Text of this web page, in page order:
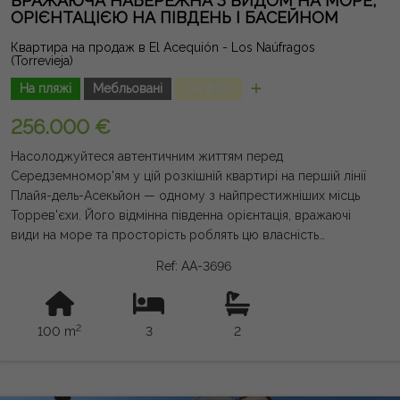
враховані. Надана інформація є орієнтовною, не має
ОРІЄНТАЦІЄЮ НА ПІВДЕНЬ І БАСЕЙНОМ
Квартира на продаж в El Acequión - Los Naúfragos
(Torrevieja)
На пляжі
Мебльовані
256.000 €
Насолоджуйтеся автентичним життям перед
Середземномор'ям у цій розкішній квартирі на першій лінії
Плайя-дель-Асекьйон — одному з найпрестижніших місць
Торрев'єхи. Його відмінна південна орієнтація, вражаючі
види на море та просторість роблять цю власність
незабутнім відпочинком. З площею 100 м², будинок
пропонує комфортне планування з трьома великими
спальнями, 2 повноцінними ванними кімнатами, яскравою
вітальнею-їдальнею та повноцінною незалежною кухнею. Її
Ref: AA-3696
100 m2 3 2